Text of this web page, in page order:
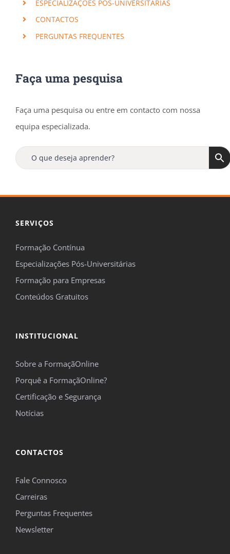
ESPECIALIZAÇÕES PÓS-UNIVERSITÁRIAS
CONTACTOS
PERGUNTAS FREQUENTES
Faça uma pesquisa
Faça uma pesquisa ou entre em contacto com nossa
equipa especializada.
SERVIÇOS
Formação Contínua
Especializações Pós-Universitárias
Formação para Empresas
Conteúdos Gratuitos
INSTITUCIONAL
Sobre a FormaçãOnline
Porquê a FormaçãOnline?
Certificação e Segurança
Notícias
CONTACTOS
Fale Connosco
Carreiras
Perguntas Frequentes
Newsletter